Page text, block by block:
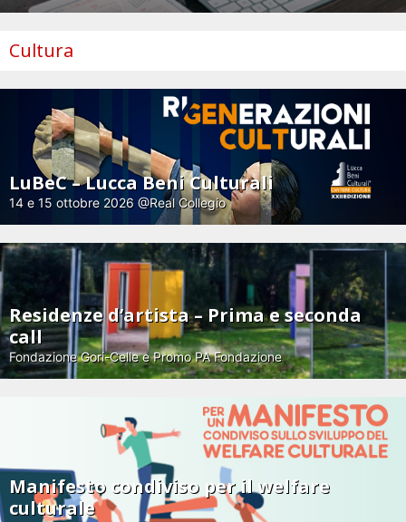
Cultura
LuBeC – Lucca Beni Culturali
14 e 15 ottobre 2026 @Real Collegio
Residenze d’artista – Prima e seconda
call
Fondazione Gori-Celle e Promo PA Fondazione
Manifesto condiviso per il welfare
culturale